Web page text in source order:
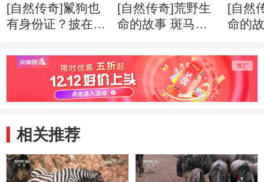
[自然传奇]鬣狗也
有身份证？披在身
[自然传奇]荒野生
命的故事 斑马牛
动物带来一场盛宴
[自然
命的
千里
相关推荐